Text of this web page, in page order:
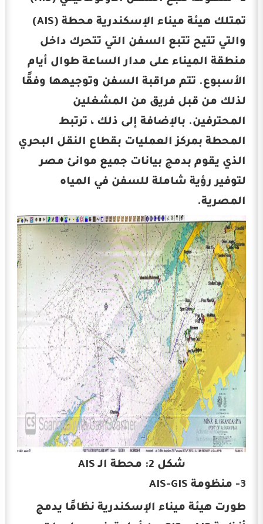
تمتلك هيئة ميناء الإسكندرية محطة (AIS)
والتي تتيح تتبع السفن التي تتحرك داخل
منطقة الميناء على مدار الساعة طوال أيام
الأسبوع. تتم مراقبة السفن وتوجيهها وفقًا
لذلك من قبل فريق من المشغلين
المحترفين. بالإضافة إلى ذلك ، ترتبط
المحطة بمركز العمليات بقطاع النقل البحري
الذي يقوم بدمج بيانات جميع موانئ مصر
لتوفير رؤية شاملة للسفن في المياه
المصرية.
شكل 2: محطة الـ AIS
3- منظومة AIS-GIS
طورت هيئة ميناء الإسكندرية نظامًا يدمج